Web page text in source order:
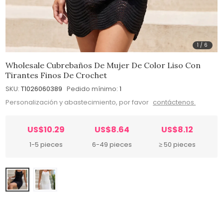
1 / 6
Wholesale Cubrebaños De Mujer De Color Liso Con
Tirantes Finos De Crochet
SKU: T1026060389 Pedido mínimo: 1
Personalización y abastecimiento, por favor contáctenos.
US$10.29
1-5 pieces
US$8.64
6-49 pieces
US$8.12
≥ 50 pieces